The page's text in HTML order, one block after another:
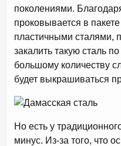
поколениями.
проковывается в
пластичными сталями,
закалить такую сталь
большому количеству
будет выкрашиваться
Но есть у
минус. Из-за того, что